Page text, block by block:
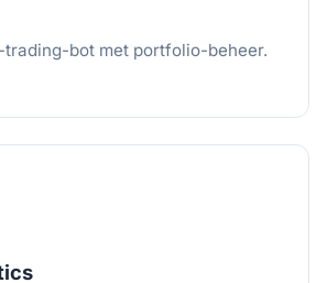
bot met portfolio-beheer.